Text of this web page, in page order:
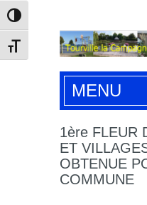
Passer en contraste élevé
Changer la taille de la police
MENU
1ère FLEUR
ET
OBTENUE
COMMUNE